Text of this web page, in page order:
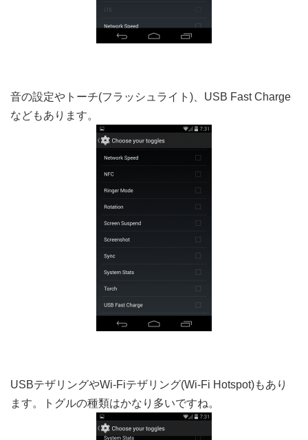
音の設定やトーチ(フラッシュライト)、USB Fast Charge
などもあります。
USBテザリングやWi-Fiテザリング(Wi-Fi Hotspot)もあり
ます。トグルの種類はかなり多いですね。